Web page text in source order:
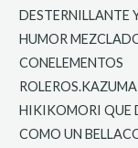
DESTERNILLANTE
HUMOR
CONELEMENTOS
HIKIKOMORI QUE
COMO UN